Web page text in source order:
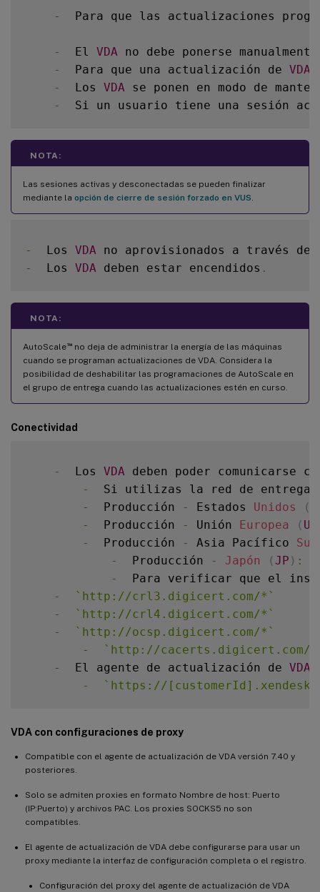
-
Para que las actualizaciones
-
  El
VDA no debe ponerse
-
  Para que una actualización de
VDA
-
  Los
VDA se ponen en modo de
-
Si un usuario tiene una sesión
NOTA:
Las sesiones activas y desconectadas se pueden finalizar
mediante la opción de cierre de sesión forzado en VUS.
-
  Los
VDA no aprovisionados a través de
-
  Los
VDA deben estar encendidos .
NOTA:
AutoScale™no deja de administrar la energía de las máquinas
cuando se programan actualizaciones de VDA. Considera la
posibilidad de deshabilitar las programaciones de AutoScale en
el grupo de entrega cuando las actualizaciones estén en curso.
Conectividad
-
  Los
VDA deben poder comunicarse
-
Si utilizas la red de entrega
-
  Producción
- Estados Unidos (
-
  Producción
- Unión Europea ( UE
-
  Producción
- Asia Pacífico Sur
-
  Producción
- Japón ( JP ) :
-
Para verificar que el
-
` http://crl3.digicert.com/* `
-
` http://crl4.digicert.com/* `
-
` http://ocsp.digicert.com/* `
-
` http://cacerts.digicert.com/*
-
  El agente de actualización de
VDA
-
` https://
VDA con configuraciones de proxy
Compatible con el agente de actualización de VDA versión 7.40 y
posteriores.
Solo se admiten proxies en formato Nombre de host: Puerto
(IP:Puerto) y archivos PAC. Los proxies SOCKS5 no son
compatibles.
El agente de actualización de VDA debe configurarse para usar un
proxy mediante la interfaz de configuración completa o el registro.
Configuración del proxy del agente de actualización de VDA